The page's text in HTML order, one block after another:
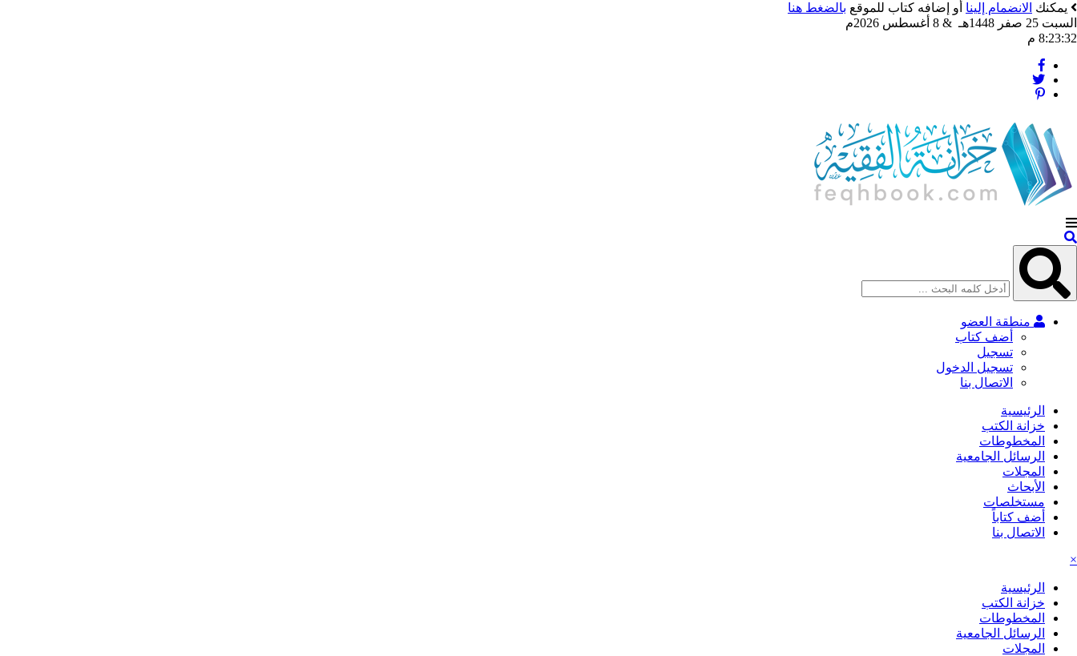
يمكنك الانضمام إلينا أو إضافه كتاب للموقع بالضغط هنا
السبت 25 صفر 1448هـ & 8 أغسطس 2026م
8:23:35 م
منطقة العضو
أضف كتاب
تسجيل
تسجيل الدخول
الاتصال بنا
الرئيسية
خزانة الكتب
المخطوطات
الرسائل الجامعية
المجلات
الأبحاث
مستخلصات
أضف كتاباً
الاتصال بنا
×
الرئيسية
خزانة الكتب
المخطوطات
الرسائل الجامعية
المجلات